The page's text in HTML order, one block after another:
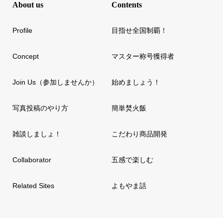
About us
Profile
Concept
Join Us（参加しませんか）
写真投稿のやり方
雑談しましょ！
Collaborator
Related Sites
Contents
目指せ全国制覇！
マスター称号獲得者
始めましょう！
簡単焚火飯
こだわり商品開発
五感で楽しむ
よもやま話